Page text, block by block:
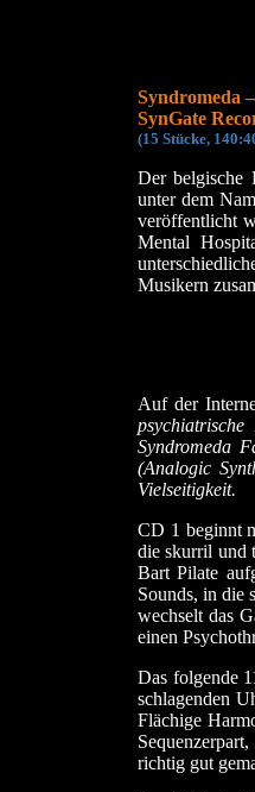
Syndromeda
SynGate
(15 Stücke,
Der belgische
unter dem
veröffentlicht
Mental
Musikern
Auf der
Syndromeda
(Analogic
Vielseitigkeit.
CD 1 beginnt
die skurril und
Bart Pilate
Sounds, in die
wechselt das
einen
Das folgende
schlagenden
Flächige
richtig gut